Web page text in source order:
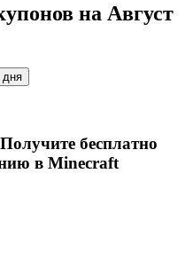
на Август
дня
бесплатно
в Minecraft